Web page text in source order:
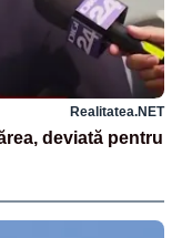
Realitatea.NET
deviată pentru